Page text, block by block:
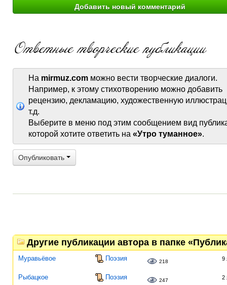
На mirmuz.com можно вести творческие диалоги.
Например, к этому стихотворению можно добавить
рецензию, декламацию, художественную
т.д.
Выберите в меню под этим сообщением вид
которой хотите ответить на «Утро туманное».
Опубликовать
Другие публикации автора в папке
Муравьёвое Поэзия 218 9
Рыбацкое Поэзия 247 2